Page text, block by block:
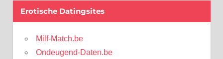
Erotische Datingsites
Milf-Match.be
Ondeugend-Daten.be